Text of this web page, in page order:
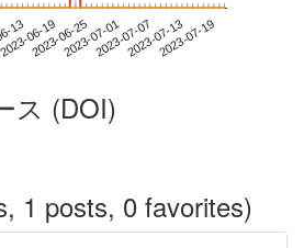
1306-19
2023-06-252023-07-012023-07-072023-07-132023-07-19
ス (DOI)
1 posts, 0 favorites)